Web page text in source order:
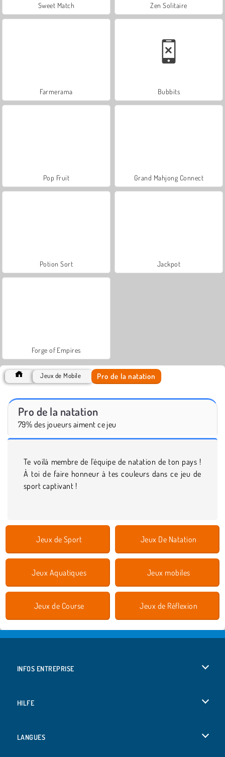
Sweet Match Zen Solitaire
Farmerama Bubbits
Pop Fruit Grand Mahjong Connect
Potion Sort Jackpot
Forge of Empires
Jeux de Mobile Pro de la natation
Pro de la natation
79% des joueurs aiment ce jeu
Te voilà membre de l'équipe de natation de ton pays !
À toi de faire honneur à tes couleurs dans ce jeu de
sport captivant !
Jeux de Sport Jeux De Natation
Jeux Aquatiques Jeux mobiles
Jeux de Course Jeux de Réflexion
INFOS ENTREPRISE
HILFE
LANGUES